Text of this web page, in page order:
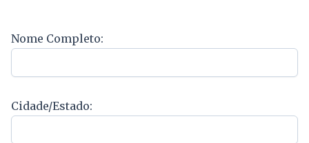
Nome Completo:
Cidade/Estado: